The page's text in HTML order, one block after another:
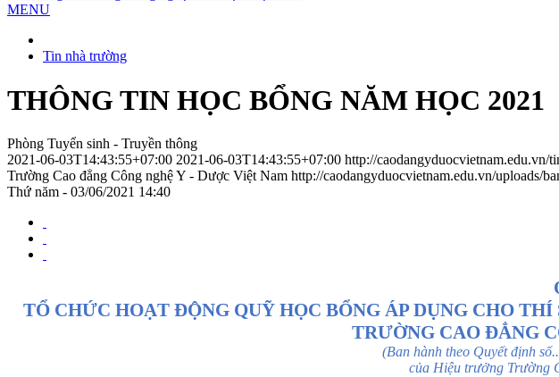
MENU
Tin nhà trường
THÔNG TIN HỌC BỔNG NĂM HỌC 2021
Phòng Tuyển sinh - Truyền thông
2021-06-03T14:43:55+07:00 2021-06-03T14:43:55+07:00 http://caodangyduocvietnam.edu.vn/
Trường Cao đẳng Công nghệ Y - Dược Việt Nam http://caodangyduocvietnam.edu.vn/uploads/
Thứ năm - 03/06/2021 14:40
TỔ CHỨC HOẠT ĐỘNG QUỸ HỌC BỔNG ÁP DỤNG CHO
TRƯỜNG CAO ĐẲNG
(Ban hành theo Quyết định
của Hiệu trưởng Trường